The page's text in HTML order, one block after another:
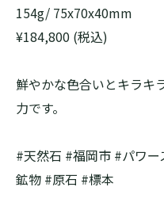
154g/ 75x70x40mm
¥184,800 (税込)
鮮やかな色合いとキラキ
力です。
#天然石 #福岡市 #パワ
鉱物 #原石 #標本